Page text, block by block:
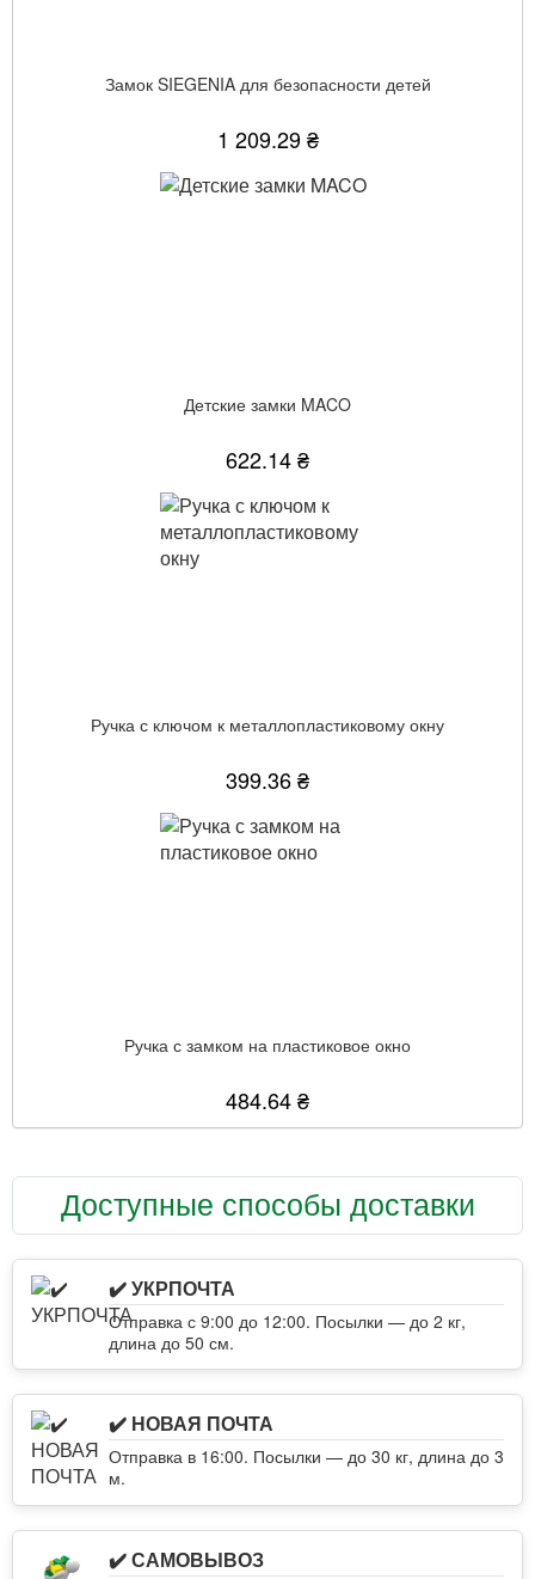
Замок SIEGENIA для безопасности детей
1 209.29 ₴
Детские замки MACO
622.14 ₴
Ручка с ключом к металлопластиковому окну
399.36 ₴
Ручка с замком на пластиковое окно
484.64 ₴
Доступные способы доставки
✔️ УКРПОЧТА
Отправка с 9:00 до 12:00. Посылки — до 2 кг,
длина до 50 см.
✔️ НОВАЯ ПОЧТА
Отправка в 16:00. Посылки — до 30 кг, длина до 3
м.
✔️ САМОВЫВОЗ